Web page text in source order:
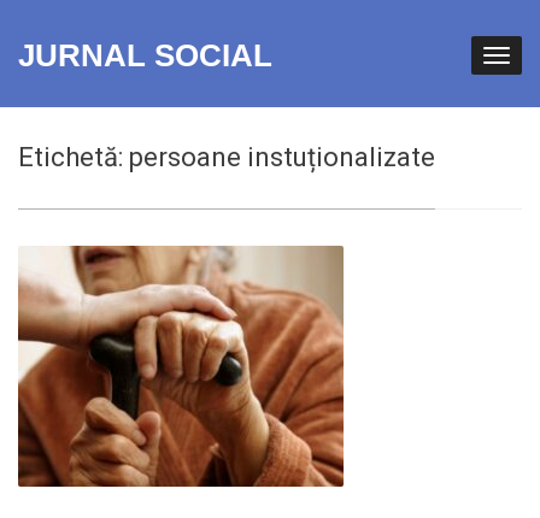
JURNAL SOCIAL
Etichetă: persoane instuționalizate